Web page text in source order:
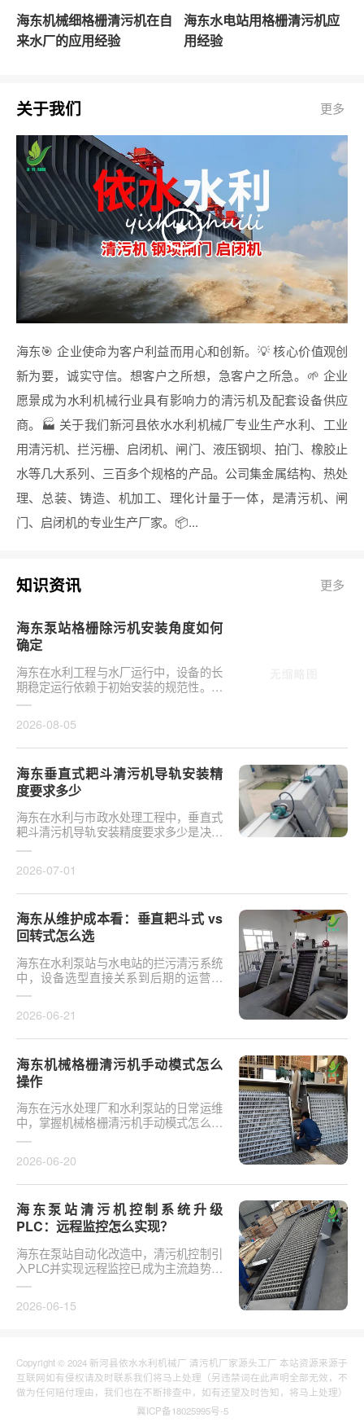
海东机械细格栅清污机在自
来水厂的应用经验
海东水电站用格栅清污机应
用经验
关于我们 更多
海东🎯 企业使命为客户利益而用心和创新。💡 核心价值观创
新为要，诚实守信。想客户之所想，急客户之所急。🌱 企业
愿景成为水利机械行业具有影响力的清污机及配套设备供应
商。🏭 关于我们新河县依水水利机械厂专业生产水利、工业
用清污机、拦污栅、启闭机、闸门、液压钢坝、拍门、橡胶止
水等几大系列、三百多个规格的产品。公司集金属结构、热处
理、总装、铸造、机加工、理化计量于一体，是清污机、闸
门、启闭机的专业生产厂家。📦...
知识资讯 更多
海东泵站格栅除污机安装角度如何
确定
海东在水利工程与水厂运行中，设备的长
期稳定运行依赖于初始安装的规范性。对
于泵站核心拦污设备而言，其倾斜度直接
2026-08-05
海东垂直式耙斗清污机导轨安装精
度要求多少
海东在水利与市政水处理工程中，垂直式
耙斗清污机导轨安装精度要求多少是决定
设备运行平稳性的核心**。导轨作为耙斗
2026-07-01
海东从维护成本看：垂直耙斗式 vs
回转式怎么选
海东在水利泵站与水电站的拦污清污系统
中，设备选型直接关系到后期的运营开
支。探讨从维护成本看：垂直耙斗式 vs
2026-06-21
海东机械格栅清污机手动模式怎么
操作
海东在污水处理厂和水利泵站的日常运维
中，掌握机械格栅清污机手动模式怎么操
作是保障设备稳定运行的基础环节。以某
2026-06-20
海东泵站清污机控制系统升级
PLC：远程监控怎么实现？
海东在泵站自动化改造中，清污机控制引
入PLC并实现远程监控已成为主流趋势。
传统清污机多采用继电器硬接线，无法实
2026-06-15
Copyright © 2024 新河县依水水利机械厂 清污机厂家源头工厂 本站资源来源于
互联网如有侵权请及时联系我们将马上处理（另违禁词在此声明全部无效，不
做为任何赔付理由，我们也在不断排查中，如有还望及时告知，将马上处理）
冀ICP备18025995号-5